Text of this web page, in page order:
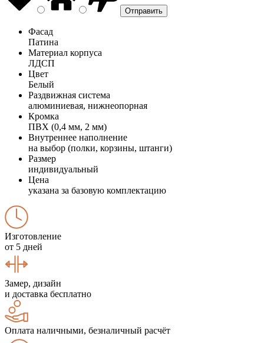
Фасад
Патина
Материал корпуса
ЛДСП
Цвет
Белый
Раздвижная система
алюминиевая, нижнеопорная
Кромка
ПВХ (0,4 мм, 2 мм)
Внутреннее наполнение
на выбор (полки, корзины, штанги)
Размер
индивидуальный
Цена
указана за базовую комплектацию
Изготовление
от 5 дней
Замер, дизайн
и доставка бесплатно
Оплата наличными, безналичный расчёт